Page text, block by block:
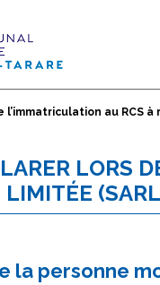
au RCS
LORS
LIMITÉE
la personne